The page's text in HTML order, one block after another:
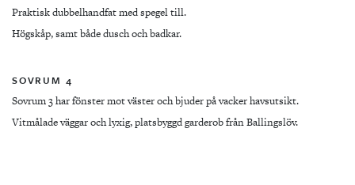
Praktisk dubbelhandfat med spegel till.
Högskåp, samt både dusch och badkar.
SOVRUM 4
Sovrum 3 har fönster mot väster och bjuder på vacker havsutsikt.
Vitmålade väggar och lyxig, platsbyggd garderob från Ballingslöv.